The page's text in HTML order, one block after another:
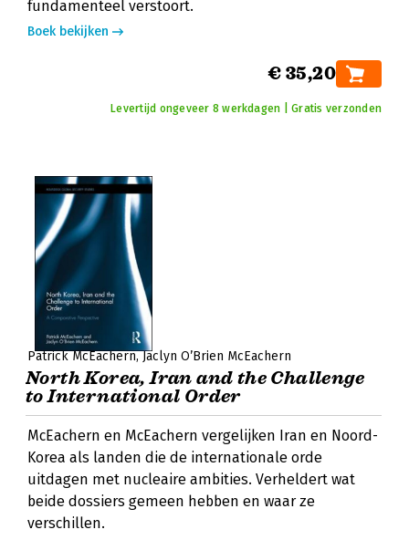
fundamenteel verstoort.
Boek bekijken
€ 35,20
Levertijd ongeveer 8 werkdagen | Gratis verzonden
Patrick McEachern Jaclyn O’Brien McEachern
North Korea, Iran and the Challenge
to International Order
McEachern en McEachern vergelijken Iran en Noord-
Korea als landen die de internationale orde
uitdagen met nucleaire ambities. Verheldert wat
beide dossiers gemeen hebben en waar ze
verschillen.